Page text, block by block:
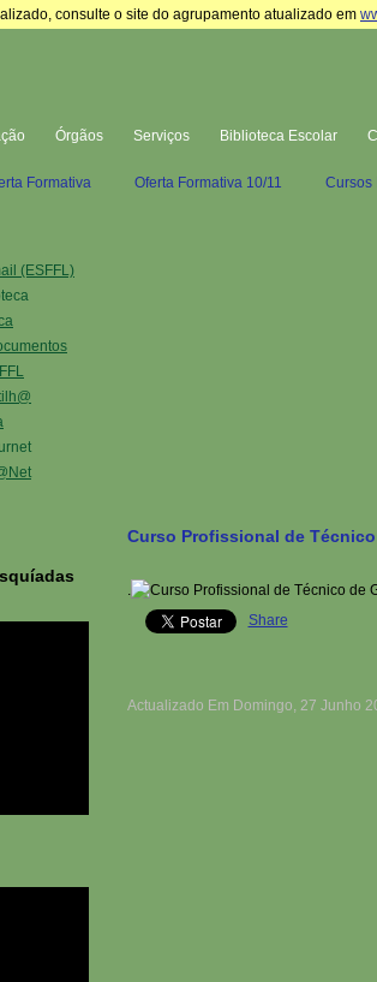
consulte o site do agrupamento atualizado em
Órgãos Serviços Biblioteca Escolar
(ESFFL)
Formativa Oferta Formativa 10/11
Cursos
Curso Profissional de
.
Share
Actualizado Em Domingo, 27 Junho